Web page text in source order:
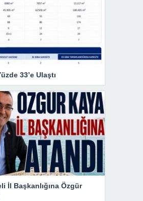
33’e Ulaştı
İl Başkanlığına Özgür